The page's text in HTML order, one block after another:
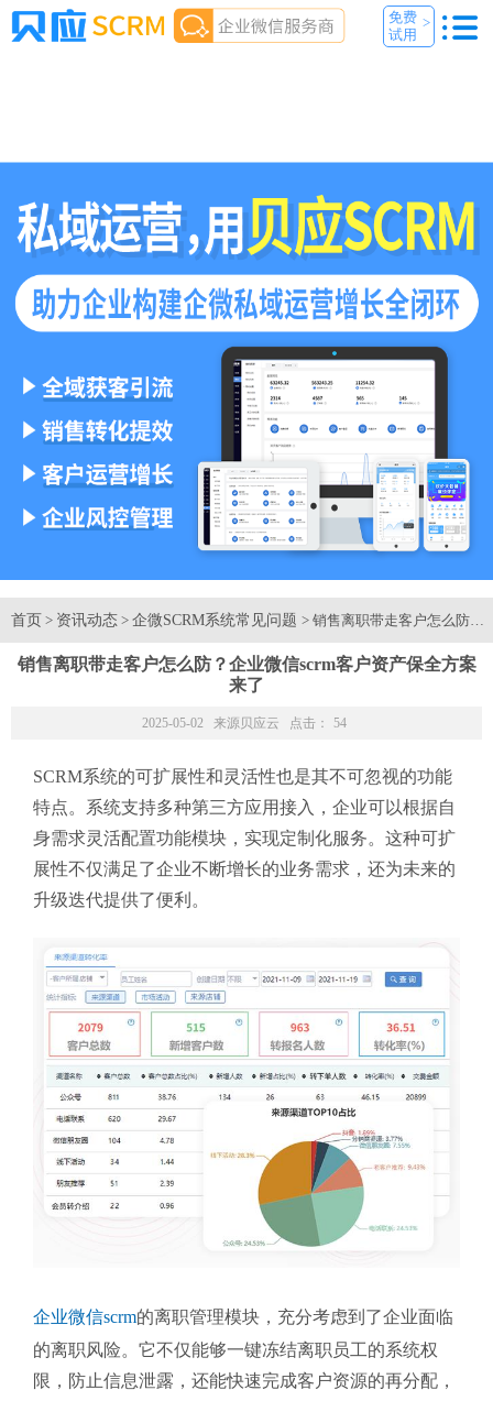
免费
试用
>
首页 > 资讯动态 > 企微SCRM系统常见问题 > 销售离职带走客户怎么防
销售离职带走客户怎么防？企业微信scrm客户资产保全方案
来了
2025-05-02 来源贝应云 点击： 54
SCRM系统的可扩展性和灵活性也是其不可忽视的功能
特点。系统支持多种第三方应用接入，企业可以根据自
身需求灵活配置功能模块，实现定制化服务。这种可扩
展性不仅满足了企业不断增长的业务需求，还为未来的
升级迭代提供了便利。
企业微信scrm的离职管理模块，充分考虑到了企业面临
的离职风险。它不仅能够一键冻结离职员工的系统权
限，防止信息泄露，还能快速完成客户资源的再分配，